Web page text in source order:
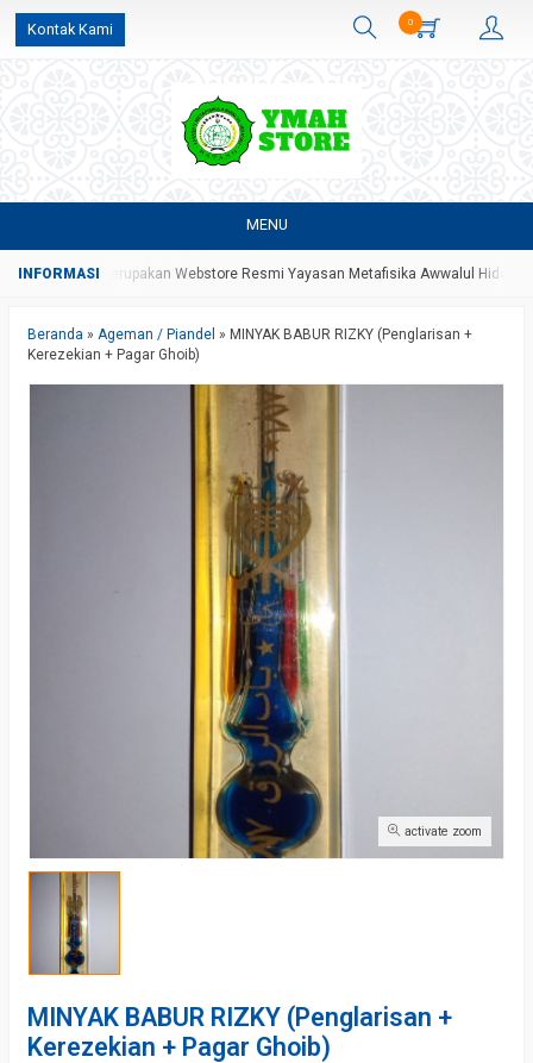
Kontak Kami 0
MENU
Yang Merupakan Webstore Resmi Yayasan Metafisika Awwalul Hidayah
Beranda » Ageman / Piandel » MINYAK BABUR RIZKY (Penglarisan +
Kerezekian + Pagar Ghoib)
activate zoom
MINYAK BABUR RIZKY (Penglarisan +
Kerezekian + Pagar Ghoib)